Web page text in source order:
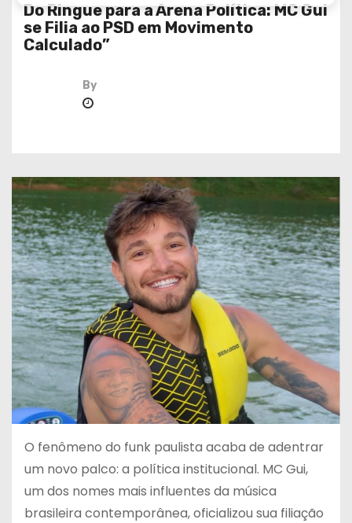
Do Ringue para a Arena Política: MC Gui
se Filia ao PSD em Movimento
Calculado”
By
O fenômeno do funk paulista acaba de adentrar
um novo palco: a política institucional. MC Gui,
um dos nomes mais influentes da música
brasileira contemporânea, oficializou sua filiação